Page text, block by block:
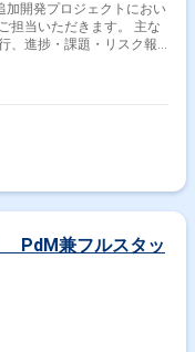
加開発プロジェクトにおい
担当いただきます。 主な
、進捗・課題・リスク報
、見積、タスク分解 進
PdM兼フルスタッ